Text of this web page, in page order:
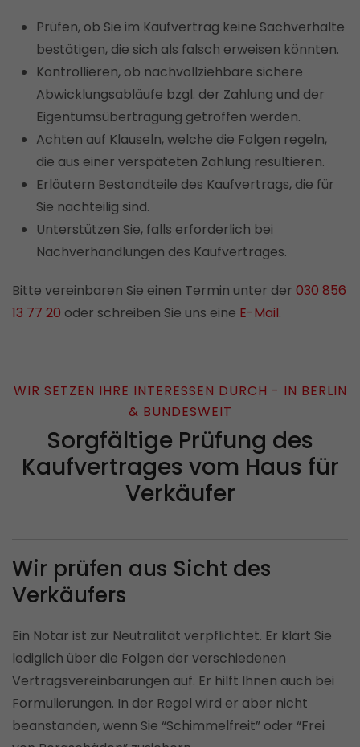
Prüfen, ob Sie im Kaufvertrag keine Sachverhalte
bestätigen, die sich als falsch erweisen könnten.
Kontrollieren, ob nachvollziehbare sichere
Abwicklungsabläufe bzgl. der Zahlung und der
Eigentumsübertragung getroffen werden.
Achten auf Klauseln, welche die Folgen regeln,
die aus einer verspäteten Zahlung resultieren.
Erläutern Bestandteile des Kaufvertrags, die für
Sie nachteilig sind.
Unterstützen Sie, falls erforderlich bei
Nachverhandlungen des Kaufvertrages.
Bitte vereinbaren Sie einen Termin unter der 030 856
13 77 20 oder schreiben Sie uns eine E-Mail.
WIR SETZEN IHRE INTERESSEN DURCH - IN BERLIN
& BUNDESWEIT
Sorgfältige Prüfung des
Kaufvertrages vom Haus für
Verkäufer
Wir prüfen aus Sicht des
Verkäufers
Ein Notar ist zur Neutralität verpflichtet. Er klärt Sie
lediglich über die Folgen der verschiedenen
Vertragsvereinbarungen auf. Er hilft Ihnen auch bei
Formulierungen. In der Regel wird er aber nicht
beanstanden, wenn Sie “Schimmelfreit” oder “Frei